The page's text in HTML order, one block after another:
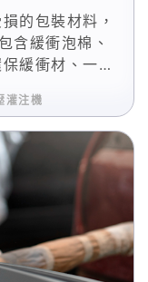
的包裝材料，
含緩衝泡棉、
緩衝材、一般
灌注機